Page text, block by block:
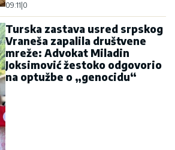
09:11 0
Turska zastava usred srpskog
Vraneša zapalila društvene
mreže: Advokat Miladin
Joksimović žestoko odgovorio
na optužbe o „genocidu“